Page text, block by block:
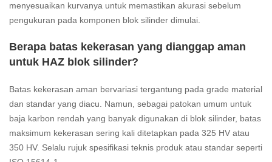
menyesuaikan kurvanya untuk memastikan akurasi sebelum
pengukuran pada komponen blok silinder dimulai.
Berapa batas kekerasan yang dianggap aman
untuk HAZ blok silinder?
Batas kekerasan aman bervariasi tergantung pada grade material
dan standar yang diacu. Namun, sebagai patokan umum untuk
baja karbon rendah yang banyak digunakan di blok silinder, batas
maksimum kekerasan sering kali ditetapkan pada 325 HV atau
350 HV. Selalu rujuk spesifikasi teknis produk atau standar seperti